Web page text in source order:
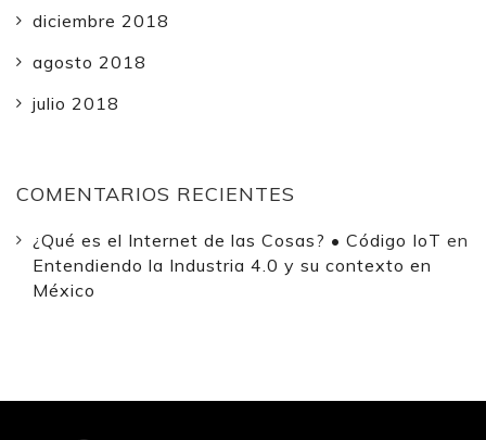
diciembre 2018
agosto 2018
julio 2018
COMENTARIOS RECIENTES
¿Qué es el Internet de las Cosas? • Código IoT en
Entendiendo la Industria 4.0 y su contexto en
México